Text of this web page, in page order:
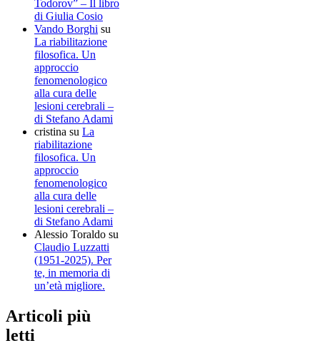
Todorov” – Il libro
di Giulia Cosio
Vando Borghi su
La riabilitazione
filosofica. Un
approccio
fenomenologico
alla cura delle
lesioni cerebrali –
di Stefano Adami
cristina su La
riabilitazione
filosofica. Un
approccio
fenomenologico
alla cura delle
lesioni cerebrali –
di Stefano Adami
Alessio Toraldo su
Claudio Luzzatti
(1951-2025). Per
te, in memoria di
un’età migliore.
Articoli più
letti